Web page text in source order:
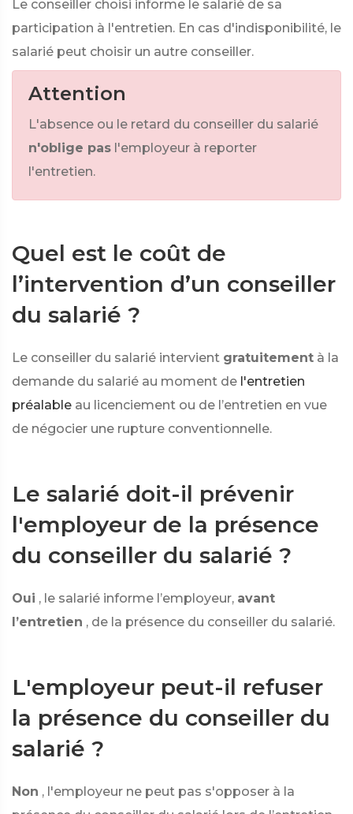
Le conseiller choisi informe le salarié de sa
participation à l'entretien. En cas d'indisponibilité, le
salarié peut choisir un autre conseiller.
Attention
L'absence ou le retard du conseiller du salarié
n'oblige pas l'employeur à reporter
l'entretien.
Quel est le coût de
l’intervention d’un conseiller
du salarié ?
Le conseiller du salarié intervient gratuitement à la
demande du salarié au moment de l'entretien
préalable au licenciement ou de l’entretien en vue
de négocier une rupture conventionnelle.
Le salarié doit-il prévenir
l'employeur de la présence
du conseiller du salarié ?
Oui , le salarié informe l’employeur, avant
l’entretien , de la présence du conseiller du salarié.
L'employeur peut-il refuser
la présence du conseiller du
salarié ?
Non , l'employeur ne peut pas s'opposer à la